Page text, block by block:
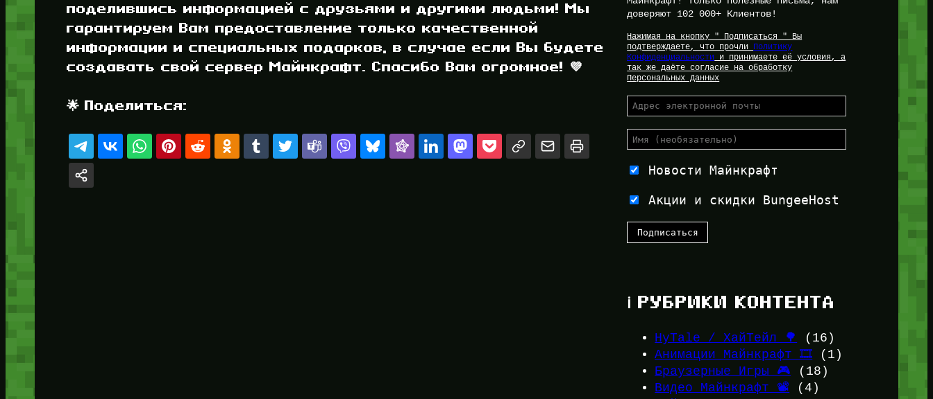
поделившись информацией с друзьями и другими людьми! Мы
гарантируем Вам предоставление только качественной
информации и специальных подарков, в случае если Вы будете
создавать свой сервер Майнкрафт. Спасибо Вам огромное! 💜
🌟 Поделиться:
доверяют 102 000+ Клиентов!
Нажимая на кнопку " Подписаться " Вы
подтверждаете, что прочли Политику
Конфиденциальности и принимаете её условия, а
так же даёте согласие на обработку
Персональных Данных
Новости Майнкрафт
Акции и скидки BungeeHost
ℹ️ РУБРИКИ КОНТЕНТА
HyTale / ХайТейл 🌳
(16)
Анимации Майнкрафт 🎞️ (1)
Браузерные Игры 🎮 (18)
Видео Майнкрафт 📽️ (4)